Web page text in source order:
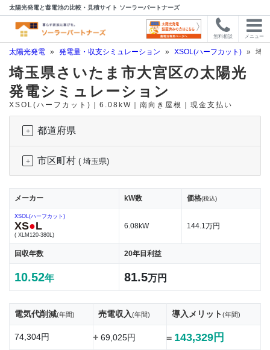
太陽光発電と蓄電池の比較・見積サイト ソーラーパートナーズ
無料相談 メニュー
太陽光発電 » 発電量・収支シミュレーション » XSOL(ハーフカット) » 埼
埼玉県さいたま市大宮区の太陽光
発電シミュレーション
XSOL(ハーフカット)｜6.08kW｜南向き屋根｜現金支払い
都道府県
市区町村 ( 埼玉県)
メーカー kW数 価格(税込)
XSOL(ハーフカット)
XS●L
( XLM120-380L)
6.08kW 144.1万円
回収年数 20年目利益
10.52年 81.5万円
電気代削減(年間) 売電収入(年間) 導入メリット(年間)
74,304円 +69,025円 = 143,329円